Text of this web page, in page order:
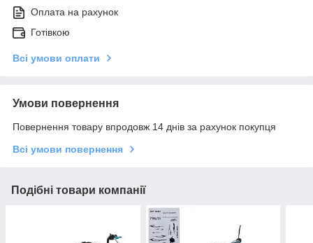
Оплата на рахунок
Готівкою
Всі умови оплати
Умови повернення
Повернення товару впродовж 14 днів за рахунок покупця
Всі умови повернення
Подібні товари компанії